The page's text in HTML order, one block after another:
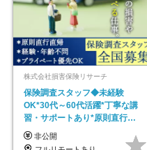
株式会社損害保険リサーチ
保険調査スタッフ◆未経験
OK*30代～60代活躍*丁寧な講
習・サポートあり*原則直行直
帰／全国募集・業務委託
非公開